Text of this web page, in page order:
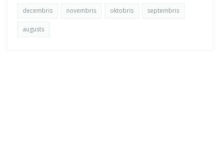
decembris novembris oktobris septembris
augusts